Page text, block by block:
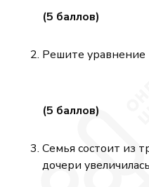
(5 баллов)
Решите уравнение
(5 баллов)
Семья состоит из
дочери